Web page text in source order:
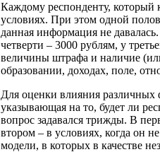
Каждому респонденту, который
условиях. При этом одной
данная информация не
четверти – 3000 рублям, у
величины штрафа и наличие
образовании, доходах, поле,
Для оценки влияния различных
указывающая на то, будет ли
вопрос задавался трижды. В
втором – в условиях, когда он
модели, в которых в качестве